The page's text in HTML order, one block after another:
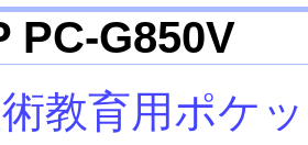
PC-G850V
教育用ポケ